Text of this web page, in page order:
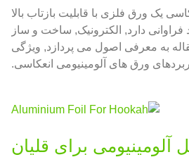
یک ورق فلزی با قابلیت بازتاب بالا
فراوانی دارد, الکترونیک, ساخت و ساز
به معرفی اصول می پردازد, ویژگی
ورق های آلومینیومی انعکاسی.
آلومینیومی برای قلیان